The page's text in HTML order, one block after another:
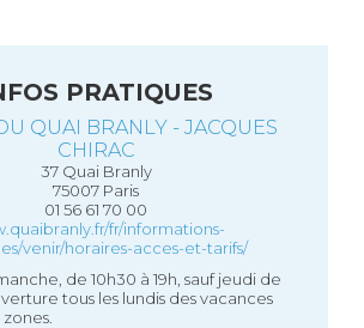
PRATIQUES
QUAI BRANLY - JACQUES
CHIRAC
37 Quai Branly
75007 Paris
01 56 61 70 00
fr/informations-
venir/horaires-acces-et-tarifs/
de 10h30 à 19h, sauf jeudi de
tous les lundis des vacances